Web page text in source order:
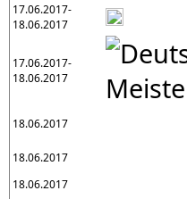
17.06.2017-
18.06.2017
17.06.2017-
18.06.2017
18.06.2017
18.06.2017
18.06.2017